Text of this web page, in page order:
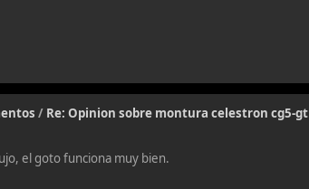
/ Re: Opinion sobre montura celestron cg5-gt
el goto funciona muy bien.